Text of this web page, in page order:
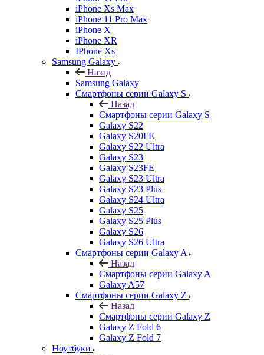
iPhone Xs Max
iPhone 11 Pro Max
iPhone X
iPhone XR
IPhone Xs
Samsung Galaxy
Назад
Samsung Galaxy
Смартфоны серии Galaxy S
Назад
Смартфоны серии Galaxy S
Galaxy S22
Galaxy S20FE
Galaxy S22 Ultra
Galaxy S23
Galaxy S23FE
Galaxy S23 Ultra
Galaxy S23 Plus
Galaxy S24 Ultra
Galaxy S25
Galaxy S25 Plus
Galaxy S26
Galaxy S26 Ultra
Смартфоны серии Galaxy A
Назад
Смартфоны серии Galaxy A
Galaxy A57
Смартфоны серии Galaxy Z
Назад
Смартфоны серии Galaxy Z
Galaxy Z Fold 6
Galaxy Z Fold 7
Ноутбуки